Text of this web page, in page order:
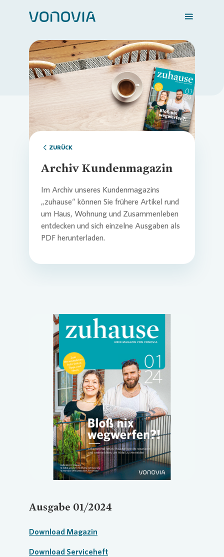
Zuhause finden
Mein Zuhause
Meine Stadt
Login
Loading...
ZURÜCK
Archiv Kundenmagazin
Im Archiv unseres Kundenmagazins
„zuhause“ können Sie frühere Artikel rund
um Haus, Wohnung und Zusammenleben
entdecken und sich einzelne Ausgaben als
PDF herunterladen.
Loading...
Ausgabe 01/2024
Download Magazin
Download Serviceheft